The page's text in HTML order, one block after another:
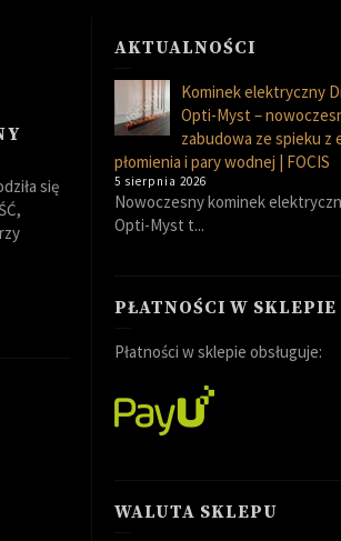
się
AKTUALNOŚCI
Kominek elektryczny
Opti-Myst –
zabudowa ze spieku z
płomienia i pary wodnej | FOCIS
5 sierpnia 2026
Nowoczesny kominek
Opti-Myst t...
PŁATNOŚCI W SKLEPIE
Płatności w sklepie obsługuje:
WALUTA SKLEPU